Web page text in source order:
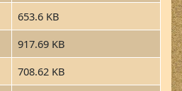
653.6 KB
917.69 KB
708.62 KB